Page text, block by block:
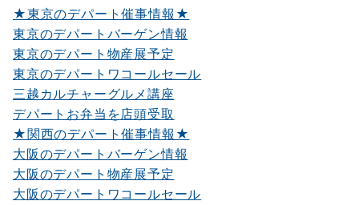
★東京のデパート催事情報★
東京のデパートバーゲン情報
東京のデパート物産展予定
東京のデパートワコールセール
三越カルチャーグルメ講座
デパートお弁当を店頭受取
★関西のデパート催事情報★
大阪のデパートバーゲン情報
大阪のデパート物産展予定
大阪のデパートワコールセール